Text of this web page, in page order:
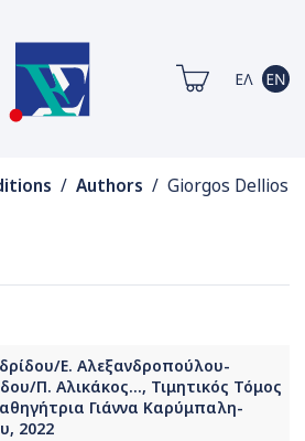
/ Authors / Giorgos Dellios
Ε. Αλεξανδροπούλου-
Π. Αλικάκος..., Τιμητικός Τόμος
Γιάννα Καρύμπαλη-
2022